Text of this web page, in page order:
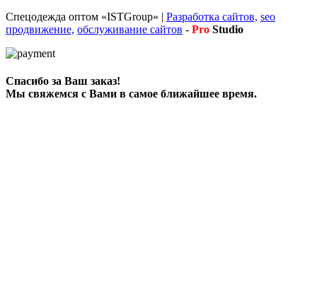
Спецодежда оптом «ISTGroup» | Разработка сайтов, seo
продвижение, обслуживание сайтов - Pro Studio
Спасибо за Ваш заказ!
Мы свяжемся с Вами в самое ближайшее время.